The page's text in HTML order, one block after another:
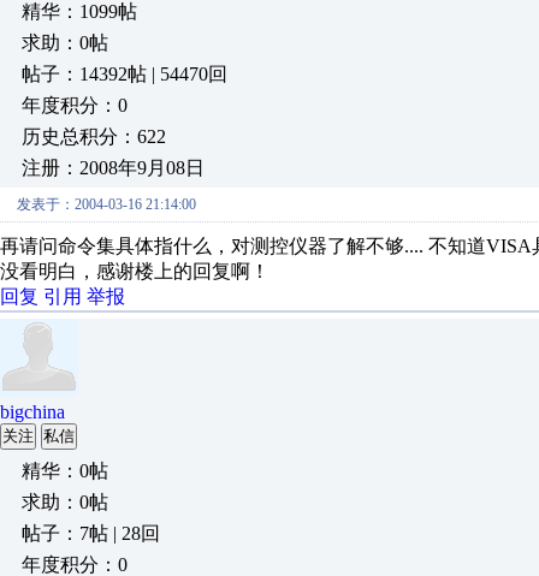
精华：1099帖
求助：0帖
帖子：14392帖 | 54470回
年度积分：0
历史总积分：622
注册：2008年9月08日
发表于：2004-03-16 21:14:00
再请问命令集具体指什么，对测控仪器了解不够.... 不知道
没看明白，感谢楼上的回复啊！
回复 引用 举报
bigchina
关注 私信
精华：0帖
求助：0帖
帖子：7帖 | 28回
年度积分：0